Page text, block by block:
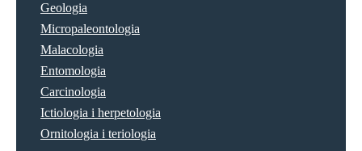
Geologia
Micropaleontologia
Malacologia
Entomologia
Carcinologia
Ictiologia i herpetologia
Ornitologia i teriologia